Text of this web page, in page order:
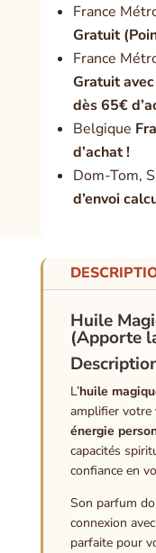
France
Gratuit
France
Gratuit
dès 65€
Belgique
d’achat !
Dom-Tom,
d’envoi
Huile
(Apporte
L’huile
amplifier votre
énergie
capacités
confiance en
Son parfum
connexion
parfaite pour